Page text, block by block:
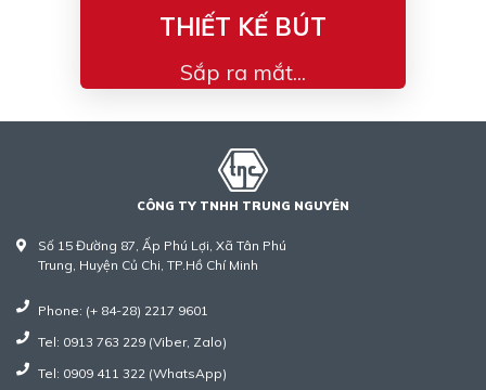
THIẾT KẾ BÚT
Sắp ra mắt...
CÔNG TY TNHH TRUNG NGUYÊN
Số 15 Đường 87, Ấp Phú Lợi, Xã Tân Phú
Trung, Huyện Củ Chi, TP.Hồ Chí Minh
Phone: (+ 84-28) 2217 9601
Tel: 0913 763 229 (Viber, Zalo)
Tel: 0909 411 322 (WhatsApp)